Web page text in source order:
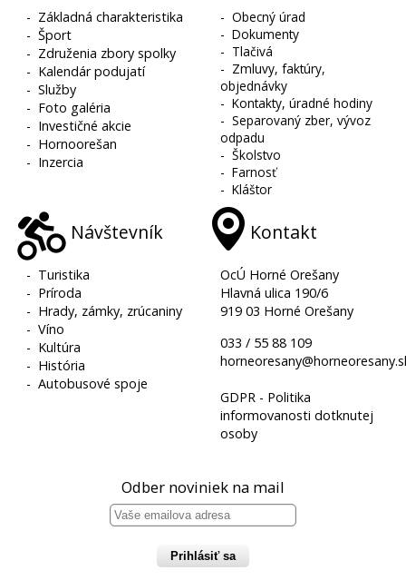
- Základná charakteristika
-Šport
- Združenia zbory spolky
- Kalendár podujatí
-Služby
- Foto galéria
- Investičné akcie
- Hornoorešan
- Inzercia
-Obecný úrad
-Dokumenty
- Tlačivá
- Zmluvy, faktúry,
objednávky
-Kontakty, úradné hodiny
-Separovaný zber, vývoz
odpadu
-Školstvo
-Farnosť
-Kláštor
Návštevník
- Turistika
- Príroda
- Hrady, zámky, zrúcaniny
-Víno
- Kultúra
- História
-Autobusové spoje
Kontakt
OcÚ Horné Orešany
Hlavná ulica 190/6
919 03 Horné Orešany
033 / 55 88 109
GDPR - Politika
informovanosti dotknutej
osoby
Odber noviniek na mail
Prihlásiť sa